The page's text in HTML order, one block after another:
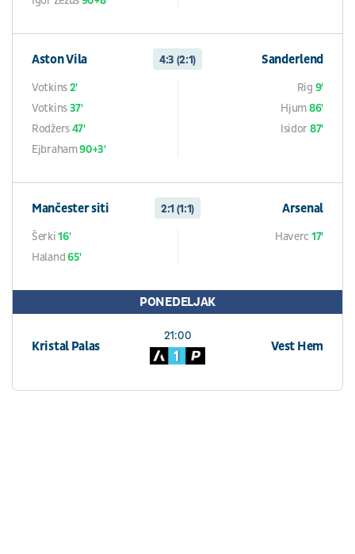
Aston Vila 4:3 (2:1) Sanderlend
Votkins2'
Votkins37'
Rodžers47'
Ejbraham90+3'
Rig 9'
Hjum86'
Isidor 87'
Mančester siti 2:1 (1:1) Arsenal
Šerki16'
Haland65'
Haverc17'
PONEDELJAK
Kristal Palas
21:00
Vest Hem